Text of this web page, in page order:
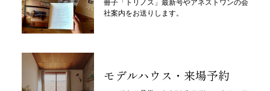
冊子「トリノス」最新号やアネストワンの会
社案内をお送りします。
モデルハウス・来場予約